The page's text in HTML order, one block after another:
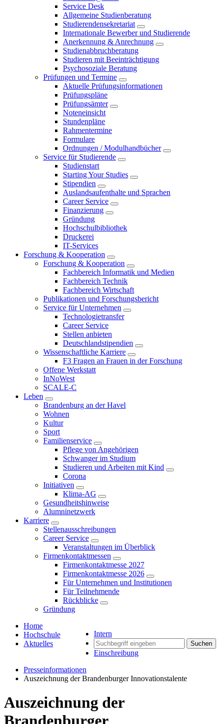
Service Desk
Allgemeine Studienberatung
Studierendensekretariat
Internationale Bewerber und Studierende
Anerkennung & Anrechnung
Studienabbruchberatung
Studieren mit Beeinträchtigung
Psychosoziale Beratung
Prüfungen und Termine
Aktuelle Prüfungsinformationen
Prüfungspläne
Prüfungsämter
Noteneinsicht
Stundenpläne
Rahmentermine
Formulare
Ordnungen / Modulhandbücher
Service für Studierende
Studienstart
Starting Your Studies
Stipendien
Auslandsaufenthalte und Sprachen
Career Service
Finanzierung
Gründung
Hochschulbibliothek
Druckerei
IT-Services
Forschung & Kooperation
Forschung & Kooperation
Fachbereich Informatik und Medien
Fachbereich Technik
Fachbereich Wirtschaft
Publikationen und Forschungsbericht
Service für Unternehmen
Technologietransfer
Career Service
Stellen anbieten
Deutschlandstipendien
Wissenschaftliche Karriere
F3 Fragen an Frauen in der Forschung
Offene Werkstatt
InNoWest
SCALE-C
Leben
Brandenburg an der Havel
Wohnen
Kultur
Sport
Familienservice
Pflege von Angehörigen
Schwanger im Studium
Studieren und Arbeiten mit Kind
Corona
Initiativen
Klima-AG
Gesundheitshinweise
Alumninetzwerk
Karriere
Stellenausschreibungen
Career Service
Veranstaltungen im Überblick
Firmenkontaktmessen
Firmenkontaktmesse 2027
Firmenkontaktmesse 2026
Für Unternehmen und Institutionen
Für Teilnehmende
Rückblicke
Gründung
Intern
Suchen
Einschreibung
Home
Hochschule
Aktuelles
Presseinformationen
Auszeichnung der Brandenburger Innovationstalente
Auszeichnung der